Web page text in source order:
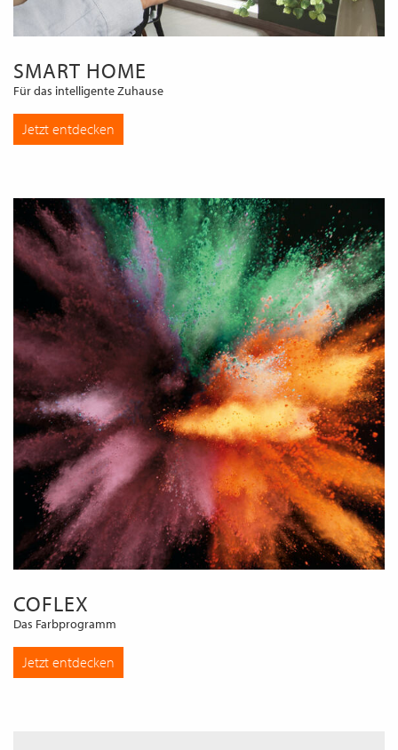
SMART HOME
Für das intelligente Zuhause
Jetzt entdecken
COFLEX
Das Farbprogramm
Jetzt entdecken